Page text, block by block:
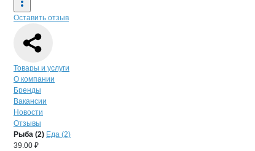
Оставить отзыв
Навигация по странице
Товары и услуги
О компании
Бренды
Вакансии
Новости
Отзывы
Продукция
Навигация по продуктам
Рыба (2) Еда (2)
39.00 ₽